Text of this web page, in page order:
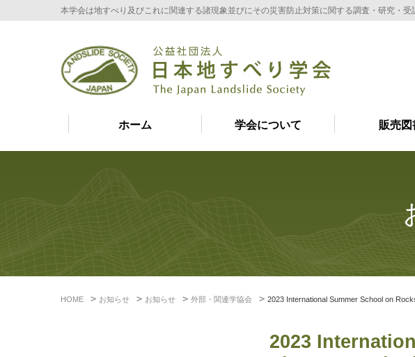
本学会は地すべり及びこれに関連する諸現象並びにその災害防止対策に関する調査・研究・受
ホーム 学会について 販売図
HOME お知らせ お知らせ 外部・関連学協会 2023 International Summer School on
2023